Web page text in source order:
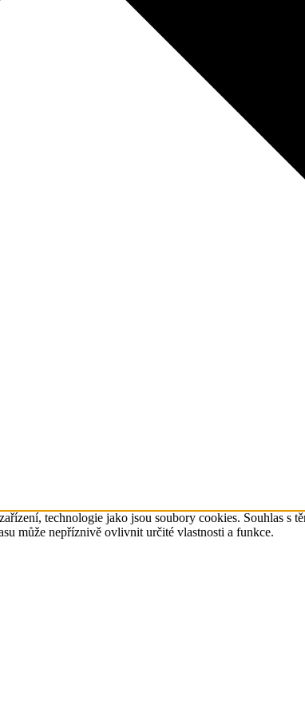
technologie jako jsou soubory cookies. Souhlas s
může nepříznivě ovlivnit určité vlastnosti a funkce.